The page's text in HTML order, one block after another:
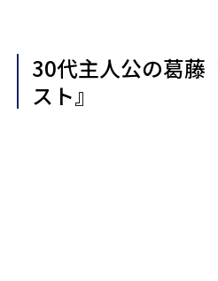
30代主人公の葛藤
スト』